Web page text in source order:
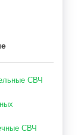
СВЧ
СВЧ